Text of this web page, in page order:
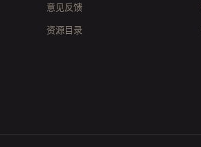
意见反馈
资源目录